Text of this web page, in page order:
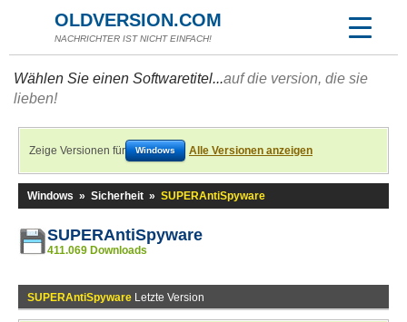
OLDVERSION.COM
NACHRICHTER IST NICHT EINFACH!
Wählen Sie einen Softwaretitel...auf die version, die sie
lieben!
Zeige Versionen für Windows Alle Versionen anzeigen
Windows » Sicherheit » SUPERAntiSpyware
SUPERAntiSpyware
411.069 Downloads
SUPERAntiSpyware Letzte Version